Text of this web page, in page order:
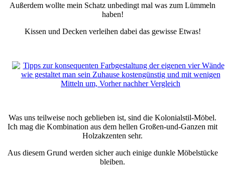
Außerdem wollte mein Schatz unbedingt mal was zum Lümmeln
haben!
Kissen und Decken verleihen dabei das gewisse Etwas!
Was uns teilweise noch geblieben ist, sind die Kolonialstil-Möbel.
Ich mag die Kombination aus dem hellen Großen-und-Ganzen mit
Holzakzenten sehr.
Aus diesem Grund werden sicher auch einige dunkle Möbelstücke
bleiben.